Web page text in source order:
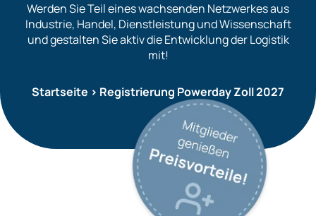
Werden Sie Teil eines wachsenden Netzwerkes aus
Industrie, Handel, Dienstleistung und Wissenschaft
und gestalten Sie aktiv die Entwicklung der Logistik
mit!
Startseite > Registrierung Powerday Zoll 2027